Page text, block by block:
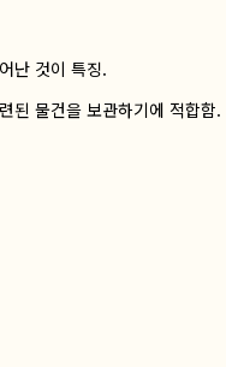
난 것이 특징.
된 물건을 보관하기에 적합함.